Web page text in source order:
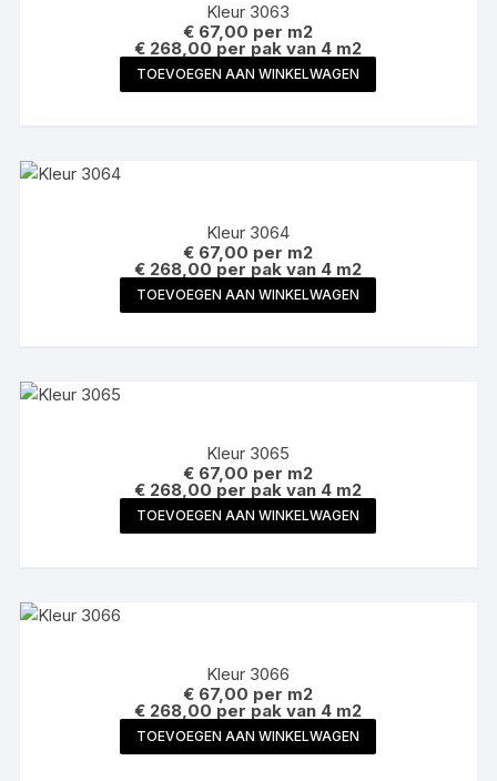
Kleur 3063
€ 67,00 per m2
€ 268,00 per pak van 4 m2
TOEVOEGEN AAN WINKELWAGEN
Kleur 3064
€ 67,00 per m2
€ 268,00 per pak van 4 m2
TOEVOEGEN AAN WINKELWAGEN
Kleur 3065
€ 67,00 per m2
€ 268,00 per pak van 4 m2
TOEVOEGEN AAN WINKELWAGEN
Kleur 3066
€ 67,00 per m2
€ 268,00 per pak van 4 m2
TOEVOEGEN AAN WINKELWAGEN